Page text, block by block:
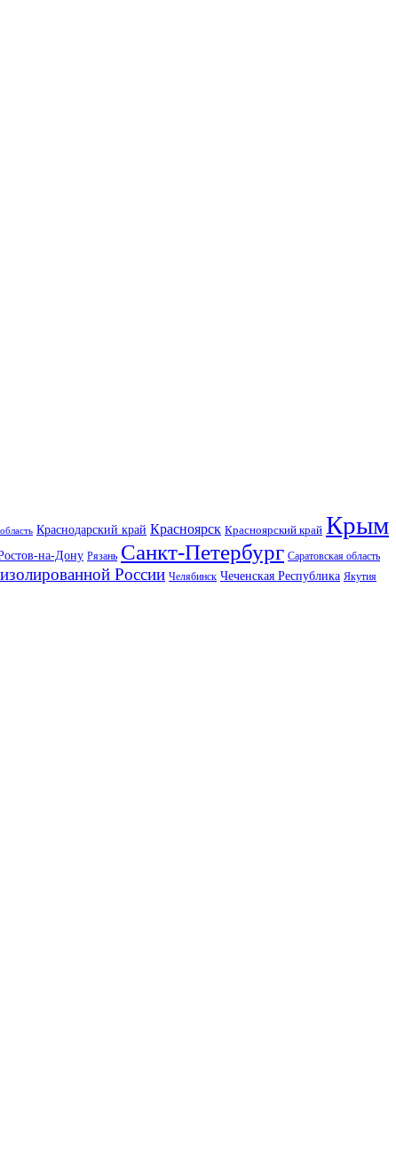
Краснодарский край Красноярск Красноярский край Крым
на-Дону Рязань Санкт-Петербург Саратовская область
России Челябинск Чеченская Республика Якутия